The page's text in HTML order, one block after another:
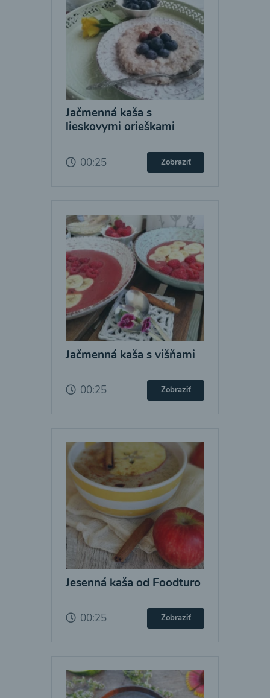
Jačmenná kaša s
lieskovymi orieškami
00:25 Zobraziť
Jačmenná kaša s višňami
00:25 Zobraziť
Jesenná kaša od Foodturo
00:25 Zobraziť